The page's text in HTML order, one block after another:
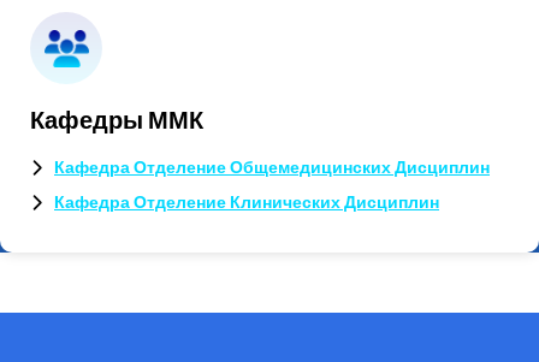
Кафедры ММК
Кафедра Отделение Общемедицинских Дисциплин
Кафедра Отделение Клинических Дисциплин